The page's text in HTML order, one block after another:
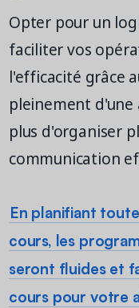
Opter pour un
faciliter vos
l'efficacité grâce
pleinement
plus d'organiser
communication
En planifiant
cours, les
seront fluides et
cours pour votre